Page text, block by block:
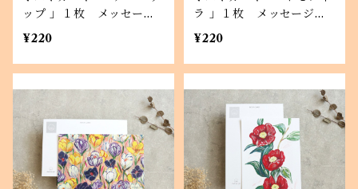
ップ 」１枚 メッセージ
カードにも
¥220
ラ 」１枚 メッセージカ
ードにも
¥220